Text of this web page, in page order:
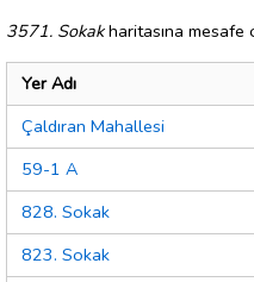
3571. Sokakharitasına mesafe
Yer Adı
Çaldıran Mahallesi
59-1 A
828. Sokak
823. Sokak